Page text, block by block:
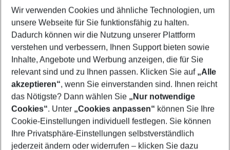
Select your date range
08/08/26–06/08/27 5-8 nights
Who will travel
2 adults No children
Show more filter
Wir verwenden Cookies und ähnliche Technologien, um
unsere Webseite für Sie funktionsfähig zu halten.
Dadurch können wir die Nutzung unserer Plattform
verstehen und verbessern, Ihnen Support bieten sowie
Inhalte, Angebote und Werbung anzeigen, die für Sie
relevant sind und zu Ihnen passen. Klicken Sie auf „Alle
akzeptieren“, wenn Sie einverstanden sind. Ihnen reicht
das Nötigste? Dann wählen Sie „Nur notwendige
Cookies“. Unter „Cookies anpassen“ können Sie Ihre
Cookie-Einstellungen individuell festlegen. Sie können
Ihre Privatsphäre-Einstellungen selbstverständlich
jederzeit ändern oder widerrufen – klicken Sie dazu